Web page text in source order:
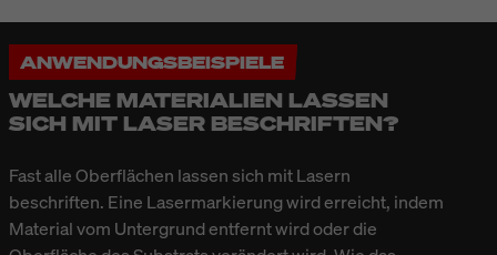
ANWENDUNGSBEISPIELE
WELCHE MATERIALIEN LASSEN
SICH MIT LASER BESCHRIFTEN?
Fast alle Oberflächen lassen sich mit Lasern
beschriften. Eine Lasermarkierung wird erreicht, indem
Material vom Untergrund entfernt wird oder die